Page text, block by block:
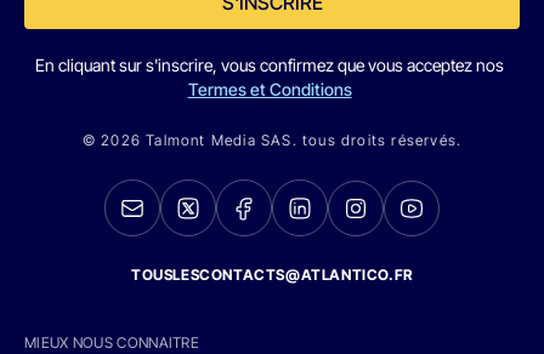
En cliquant sur s'inscrire, vous confirmez que vous acceptez nos
Termes et Conditions
© 2026 Talmont Media SAS. tous droits réservés.
TOUSLESCONTACTS@ATLANTICO.FR
MIEUX NOUS CONNAITRE